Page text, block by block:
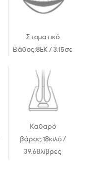
Στοματικό
Βάθος:8ΕΚ / 3.15σε
Καθαρό
βάρος:18κιλό /
39.68λίβρες